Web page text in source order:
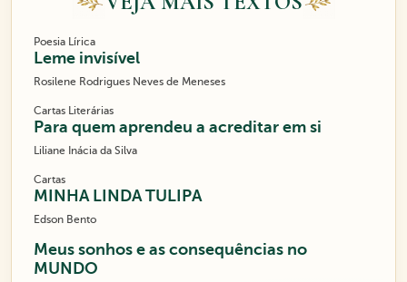
Poesia Lírica
Leme invisível
Rosilene Rodrigues Neves de Meneses
Cartas Literárias
Para quem aprendeu a acreditar em si
Liliane Inácia da Silva
Cartas
MINHA LINDA TULIPA
Edson Bento
Meus sonhos e as consequências no
MUNDO